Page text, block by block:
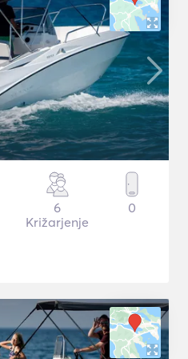
6
Križarjenje
0